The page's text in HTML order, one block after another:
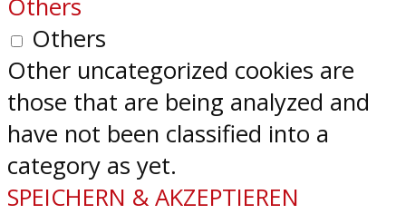
Others
Others
Other uncategorized cookies are
those that are being analyzed and
have not been classified into a
category as yet.
SPEICHERN & AKZEPTIEREN